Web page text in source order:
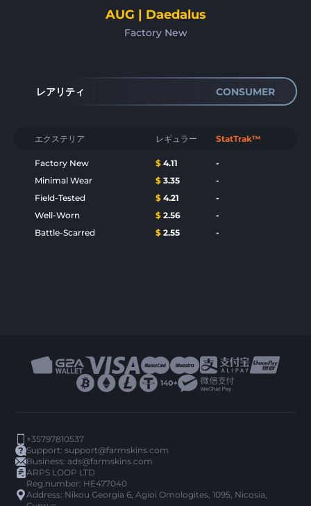
AUG | Daedalus
Factory New
レアリティ CONSUMER
エクステリア レギュラー StatTrak™
Factory New $ 4.11
-
Minimal Wear
$ 3.35
-
Field-Tested
$ 4.21
-
Well-Worn
$ 2.56
-
Battle-Scarred
$ 2.55 -
+35797810537
Support:support@farmskins.com
Business:ads@farmskins.com
ARPS LOOP LTD
Reg.number: HE477040
Address: Nikou Georgia 6, Agioi Omologites, 1095, Nicosia,